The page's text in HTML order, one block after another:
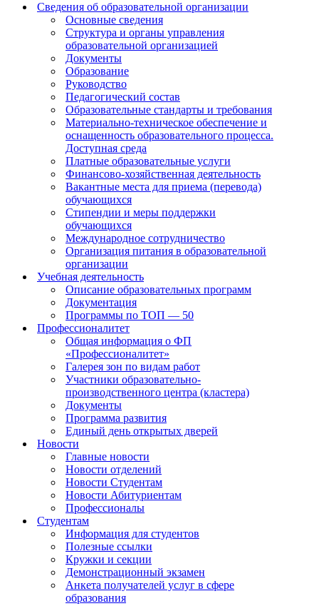
Сведения об образовательной организации
Основные сведения
Структура и органы управления
образовательной организацией
Документы
Образование
Руководство
Педагогический состав
Образовательные стандарты и требования
Материально-техническое обеспечение и
оснащенность образовательного процесса.
Доступная среда
Платные образовательные услуги
Финансово-хозяйственная деятельность
Вакантные места для приема (перевода)
обучающихся
Стипендии и меры поддержки
обучающихся
Международное сотрудничество
Организация питания в образовательной
организации
Учебная деятельность
Описание образовательных программ
Документация
Программы по ТОП — 50
Профессионалитет
Общая информация о ФП
«Профессионалитет»
Галерея зон по видам работ
Участники образовательно-
производственного центра (кластера)
Документы
Программа развития
Единый день открытых дверей
Новости
Главные новости
Новости отделений
Новости Студентам
Новости Абитуриентам
Профессионалы
Студентам
Информация для студентов
Полезные ссылки
Кружки и секции
Демонстрационный экзамен
Анкета получателей услуг в сфере
образования